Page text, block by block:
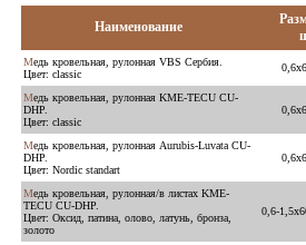
Наименование
Медь кровельная, рулонная VBS Cербия.
Цвет: classic
Медь кровельная, рулонная KME-TECU CU-
DHP.
Цвет: classic
Медь кровельная, рулонная Aurubis-Luvata CU-
DHP.
Цвет: Nordic standart
Медь кровельная, рулонная/в листах KME-
TECU CU-DHP.
Цвет: Оксид, патина, олово, латунь, бронза,
золото
0,6-